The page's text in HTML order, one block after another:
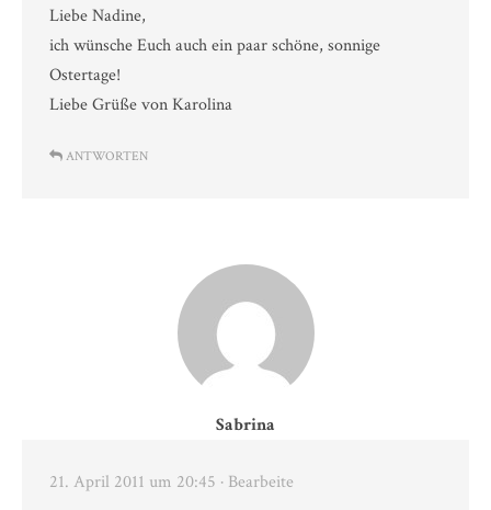
Liebe Nadine,
ich wünsche Euch auch ein paar schöne, sonnige
Ostertage!
Liebe Grüße von Karolina
ANTWORTEN
Sabrina
21. April 2011 um 20:45 · Bearbeite